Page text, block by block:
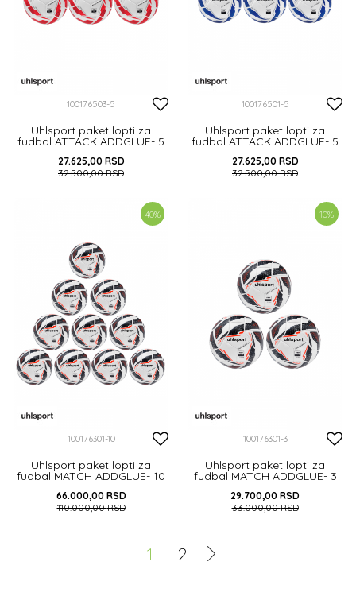
100176503-5
Uhlsport paket lopti za
fudbal ATTACK ADDGLUE- 5
27.625,00 RSD
32.500,00RSD
DODAJ U KORPU
100176501-5
Uhlsport paket lopti za
fudbal ATTACK ADDGLUE- 5
27.625,00 RSD
32.500,00RSD
DODAJ U KORPU
40%
100176301-10
Uhlsport paket lopti za
fudbal MATCH ADDGLUE- 10
66.000,00 RSD
110.000,00RSD
10%
100176301-3
Uhlsport paket lopti za
fudbal MATCH ADDGLUE- 3
29.700,00 RSD
33.000,00RSD
1 2